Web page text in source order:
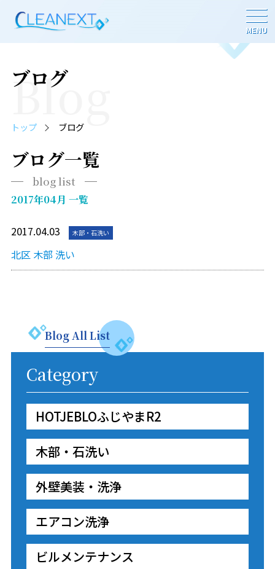
MENU
ブログ
Blog
トップ ブログ
ブログ一覧
blog list
2017年04月 一覧
2017.04.03 木部・石洗い
北区 木部 洗い
Blog All List
Category
HOTJEBLOふじやまR2
木部・石洗い
外壁美装・洗浄
エアコン洗浄
ビルメンテナンス